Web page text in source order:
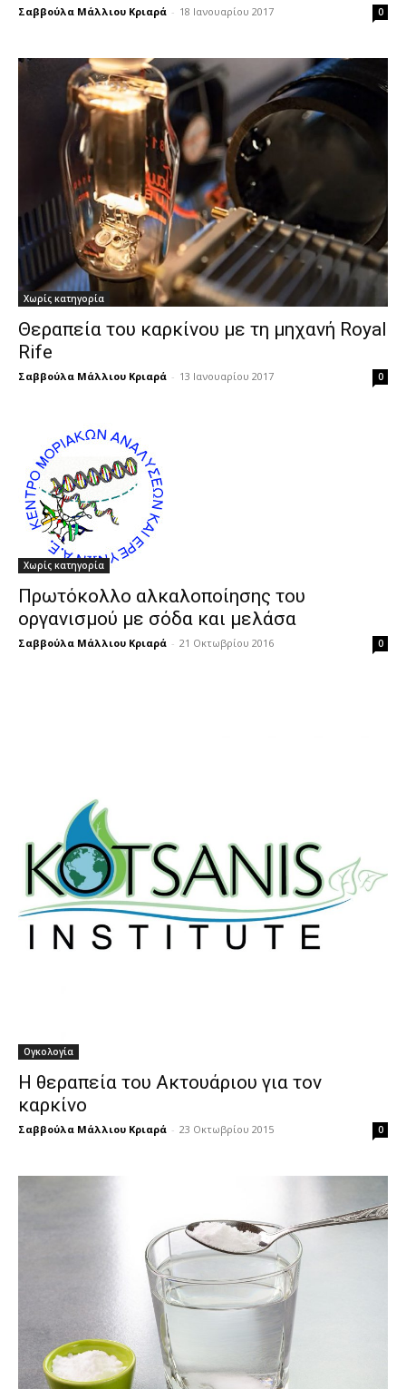
Σαββούλα Μάλλιου Κριαρά - 18 Ιανουαρίου 2017 0
Χωρίς κατηγορία
Θεραπεία του καρκίνου με τη μηχανή Royal
Rife
Σαββούλα Μάλλιου Κριαρά - 13 Ιανουαρίου 2017 0
Χωρίς κατηγορία
Πρωτόκολλο αλκαλοποίησης του
οργανισμού με σόδα και μελάσα
Σαββούλα Μάλλιου Κριαρά - 21 Οκτωβρίου 2016 0
Ογκολογία
Η θεραπεία του Ακτουάριου για τον
καρκίνο
Σαββούλα Μάλλιου Κριαρά - 23 Οκτωβρίου 2015 0